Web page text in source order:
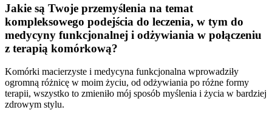
Jakie są Twoje przemyślenia na temat
kompleksowego podejścia do leczenia, w tym do
medycyny funkcjonalnej i odżywiania w połączeniu
z terapią komórkową?
Komórki macierzyste i medycyna funkcjonalna wprowadziły
ogromną różnicę w moim życiu, od odżywiania po różne formy
terapii, wszystko to zmieniło mój sposób myślenia i życia w bardziej
zdrowym stylu.